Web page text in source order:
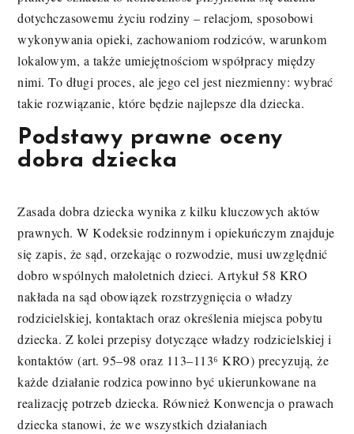
dotychczasowemu życiu rodziny – relacjom, sposobowi
wykonywania opieki, zachowaniom rodziców, warunkom
lokalowym, a także umiejętnościom współpracy między
nimi. To długi proces, ale jego cel jest niezmienny: wybrać
takie rozwiązanie, które będzie najlepsze dla dziecka.
Podstawy prawne oceny
dobra dziecka
Zasada dobra dziecka wynika z kilku kluczowych aktów
prawnych. W Kodeksie rodzinnym i opiekuńczym znajduje
się zapis, że sąd, orzekając o rozwodzie, musi uwzględnić
dobro wspólnych małoletnich dzieci. Artykuł 58 KRO
nakłada na sąd obowiązek rozstrzygnięcia o władzy
rodzicielskiej, kontaktach oraz określenia miejsca pobytu
dziecka. Z kolei przepisy dotyczące władzy rodzicielskiej i
kontaktów (art. 95–98 oraz 113–113⁶ KRO) precyzują, że
każde działanie rodzica powinno być ukierunkowane na
realizację potrzeb dziecka. Również Konwencja o prawach
dziecka stanowi, że we wszystkich działaniach